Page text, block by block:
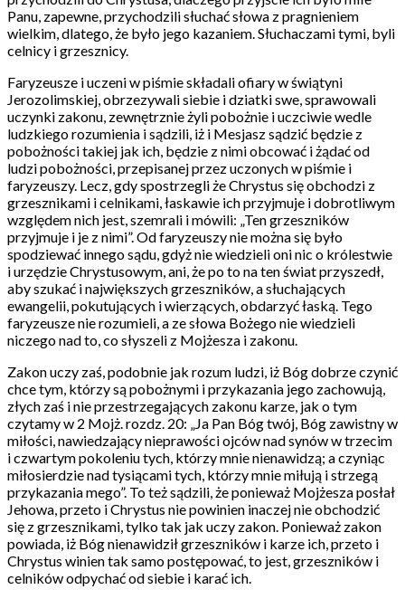
Panu, zapewne, przychodzili słuchać słowa z pragnieniem
wielkim, dlatego, że było jego kazaniem. Słuchaczami tymi, byli
celnicy i grzesznicy.
Faryzeusze i uczeni w piśmie składali ofiary w świątyni
Jerozolimskiej, obrzezywali siebie i dziatki swe, sprawowali
uczynki zakonu, zewnętrznie żyli pobożnie i uczciwie wedle
ludzkiego rozumienia i sądzili, iż i Mesjasz sądzić będzie z
pobożności takiej jak ich, będzie z nimi obcować i żądać od
ludzi pobożności, przepisanej przez uczonych w piśmie i
faryzeuszy. Lecz, gdy spostrzegli że Chrystus się obchodzi z
grzesznikami i celnikami, łaskawie ich przyjmuje i dobrotliwym
względem nich jest, szemrali i mówili: „Ten grzeszników
przyjmuje i je z nimi”. Od faryzeuszy nie można się było
spodziewać innego sądu, gdyż nie wiedzieli oni nic o królestwie
i urzędzie Chrystusowym, ani, że po to na ten świat przyszedł,
aby szukać i największych grzeszników, a słuchających
ewangelii, pokutujących i wierzących, obdarzyć łaską. Tego
faryzeusze nie rozumieli, a ze słowa Bożego nie wiedzieli
niczego nad to, co słyszeli z Mojżesza i zakonu.
Zakon uczy zaś, podobnie jak rozum ludzi, iż Bóg dobrze czynić
chce tym, którzy są pobożnymi i przykazania jego zachowują,
złych zaś i nie przestrzegających zakonu karze, jak o tym
czytamy w 2 Mojż. rozdz. 20: „Ja Pan Bóg twój, Bóg zawistny w
miłości, nawiedzający nieprawości ojców nad synów w trzecim
i czwartym pokoleniu tych, którzy mnie nienawidzą; a czyniąc
miłosierdzie nad tysiącami tych, którzy mnie miłują i strzegą
przykazania mego”. To też sądzili, że ponieważ Mojżesza posłał
Jehowa, przeto i Chrystus nie powinien inaczej nie obchodzić
się z grzesznikami, tylko tak jak uczy zakon. Ponieważ zakon
powiada, iż Bóg nienawidził grzeszników i karze ich, przeto i
Chrystus winien tak samo postępować, to jest, grzeszników i
celników odpychać od siebie i karać ich.